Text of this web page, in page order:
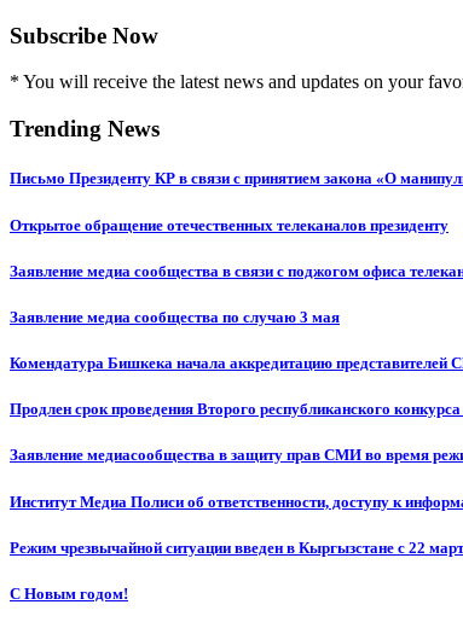
Subscribe Now
* You will receive the latest news and updates on your
Trending News
Письмо Президенту КР в связи с принятием закона «О
Открытое обращение отечественных телеканалов президенту
Заявление медиа сообщества в связи с поджогом офиса
Заявление медиа сообщества по случаю 3 мая
Комендатура Бишкека начала аккредитацию
Продлен срок проведения Второго республиканского
Заявление медиасообщества в защиту прав СМИ во время
Институт Медиа Полиси об ответственности, доступу к
Режим чрезвычайной ситуации введен в Кыргызстане с 22
С Новым годом!